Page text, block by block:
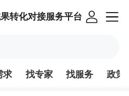
转化对接服务平台
求 找专家 找服务 政策